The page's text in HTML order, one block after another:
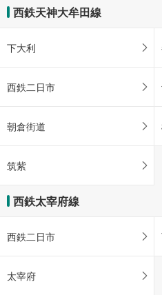
西鉄天神大牟田線
下大利
西鉄二日市
朝倉街道
筑紫
西鉄太宰府線
西鉄二日市
太宰府